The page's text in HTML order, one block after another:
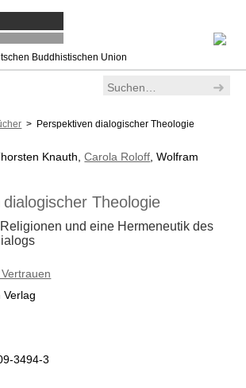
Buddhistischen Union
> Perspektiven dialogischer Theologie
Knauth,Carola Roloff , Wolfram
Theologie
und eine Hermeneutik des
Verlag
3494-3